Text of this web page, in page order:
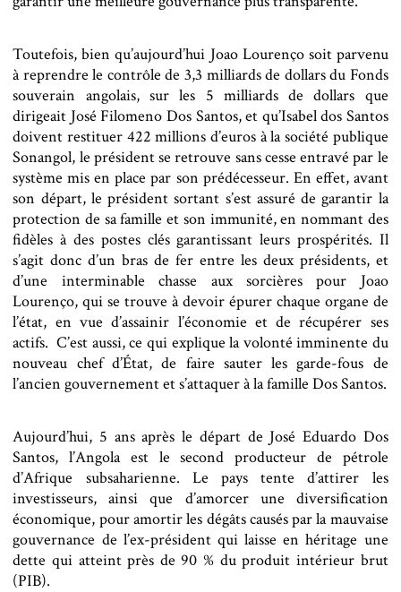
Toutefois, bien qu’aujourd’hui Joao Lourenço soit parvenu
à reprendre le contrôle de 3,3 milliards de dollars du Fonds
souverain angolais, sur les 5 milliards de dollars que
dirigeait José Filomeno Dos Santos, et qu’Isabel dos Santos
doivent restituer 422 millions d’euros à la société publique
Sonangol, le président se retrouve sans cesse entravé par le
système mis en place par son prédécesseur. En effet, avant
son départ, le président sortant s’est assuré de garantir la
protection de sa famille et son immunité, en nommant des
fidèles à des postes clés garantissant leurs prospérités. Il
s’agit donc d’un bras de fer entre les deux présidents, et
d’une interminable chasse aux sorcières pour Joao
Lourenço, qui se trouve à devoir épurer chaque organe de
l’état, en vue d’assainir l’économie et de récupérer ses
actifs. C’est aussi, ce qui explique la volonté imminente du
nouveau chef d’État, de faire sauter les garde-fous de
l’ancien gouvernement et s’attaquer à la famille Dos Santos.
Aujourd’hui, 5 ans après le départ de José Eduardo Dos
Santos, l’Angola est le second producteur de pétrole
d’Afrique subsaharienne. Le pays tente d’attirer les
investisseurs, ainsi que d’amorcer une diversification
économique, pour amortir les dégâts causés par la mauvaise
gouvernance de l’ex-président qui laisse en héritage une
dette qui atteint près de 90 % du produit intérieur brut
(PIB).